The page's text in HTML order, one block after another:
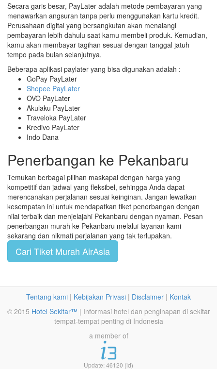
Secara garis besar, PayLater adalah metode pembayaran yang
menawarkan angsuran tanpa perlu menggunakan kartu kredit.
Perusahaan digital yang bersangkutan akan menalangi
pembayaran lebih dahulu saat kamu membeli produk. Kemudian,
kamu akan membayar tagihan sesuai dengan tanggal jatuh
tempo pada bulan selanjutnya.
Beberapa aplikasi paylater yang bisa digunakan adalah :
GoPay PayLater
Shopee PayLater
OVO PayLater
Akulaku PayLater
Traveloka PayLater
Kredivo PayLater
Indo Dana
Penerbangan ke Pekanbaru
Temukan berbagai pilihan maskapai dengan harga yang
kompetitif dan jadwal yang fleksibel, sehingga Anda dapat
merencanakan perjalanan sesuai keinginan. Jangan lewatkan
kesempatan ini untuk mendapatkan tiket penerbangan dengan
nilai terbaik dan menjelajahi Pekanbaru dengan nyaman. Pesan
penerbangan murah ke Pekanbaru melalui layanan kami
sekarang dan nikmati perjalanan yang tak terlupakan.
Cari Tiket Murah AirAsia
Tentang kami | Kebijakan Privasi | Disclaimer | Kontak
© 2015 Hotel Sekitar™ | Informasi hotel dan penginapan di sekitar
tempat-tempat penting di Indonesia
a member of
Update: 46120 (id)